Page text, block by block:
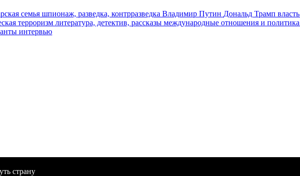
семья шпионаж, разведка, контрразведка Владимир Путин Дональд Трамп власть
терроризм литература, детектив, рассказы международные отношения и политика
интервью
страну